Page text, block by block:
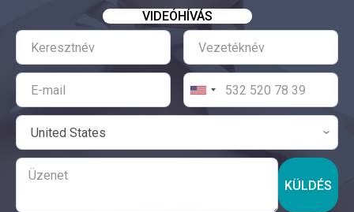
VIDEÓHÍVÁS
KÜLDÉS